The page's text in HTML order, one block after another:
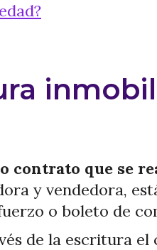
que se
y vendedora,
o boleto de
de la escritura